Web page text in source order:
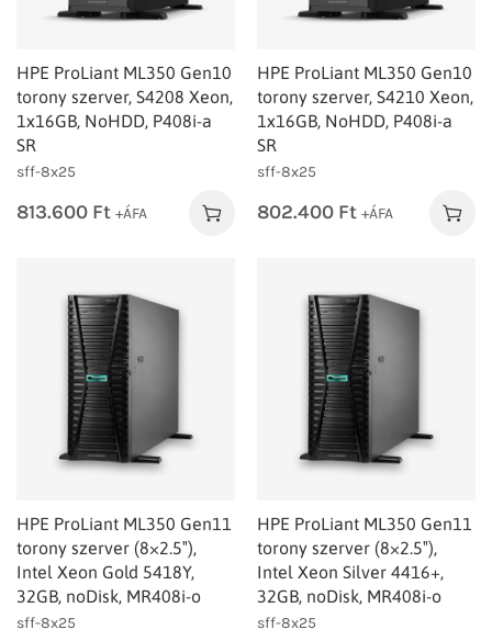
HPE ProLiant ML350 Gen10
torony szerver, S4208 Xeon,
1x16GB, NoHDD, P408i-a
SR
sff-8x25
813.600 Ft +ÁFA
HPE ProLiant ML350 Gen10
torony szerver, S4210 Xeon,
1x16GB, NoHDD, P408i-a
SR
sff-8x25
802.400 Ft +ÁFA
HPE ProLiant ML350 Gen11
torony szerver (8×2.5″),
Intel Xeon Gold 5418Y,
32GB, noDisk, MR408i-o
sff-8x25
HPE ProLiant ML350 Gen11
torony szerver (8×2.5″),
Intel Xeon Silver 4416+,
32GB, noDisk, MR408i-o
sff-8x25